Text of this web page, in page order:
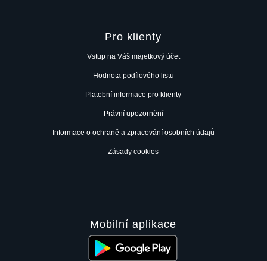
Pro klienty
Vstup na Váš majetkový účet
Hodnota podílového listu
Platební informace pro klienty
Právní upozornění
Informace o ochraně a zpracování osobních údajů
Zásady cookies
Mobilní aplikace